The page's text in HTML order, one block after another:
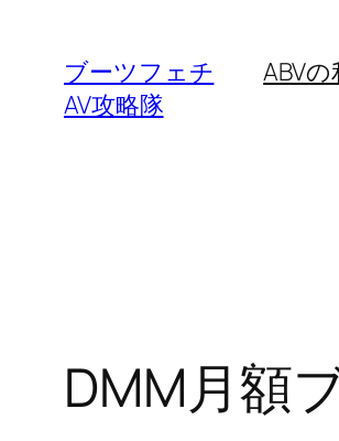
ブーツフェチ
AV攻略隊
ABV
DMM月額